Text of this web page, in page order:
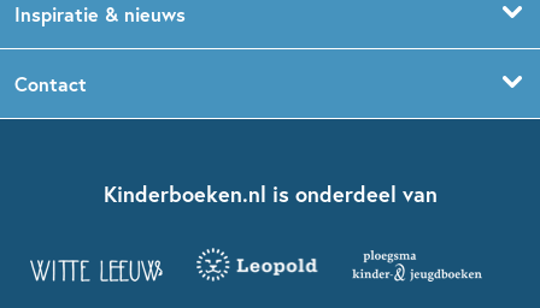
Babyboeken
Sprookjesboeken
Kinderboeken diversiteit
Grappige kinderboeken
Boekentips 5 - 7 jaar
Boekentips 12+ jaar
Dog Man
Spekkie en Sproet
Inspiratie & nieuws
Kinderjury
Contact
Kinderboeken.nl is onderdeel van